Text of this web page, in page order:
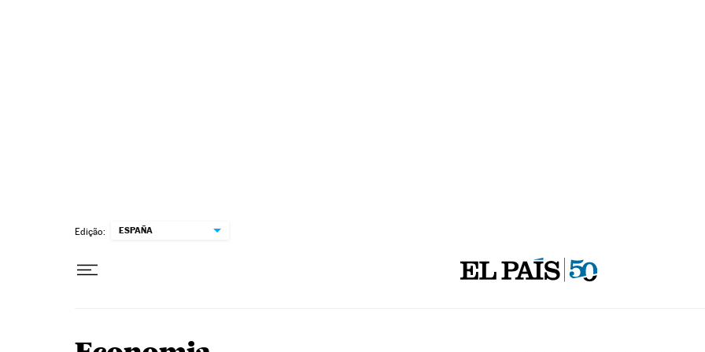
Edição: ESPAÑA